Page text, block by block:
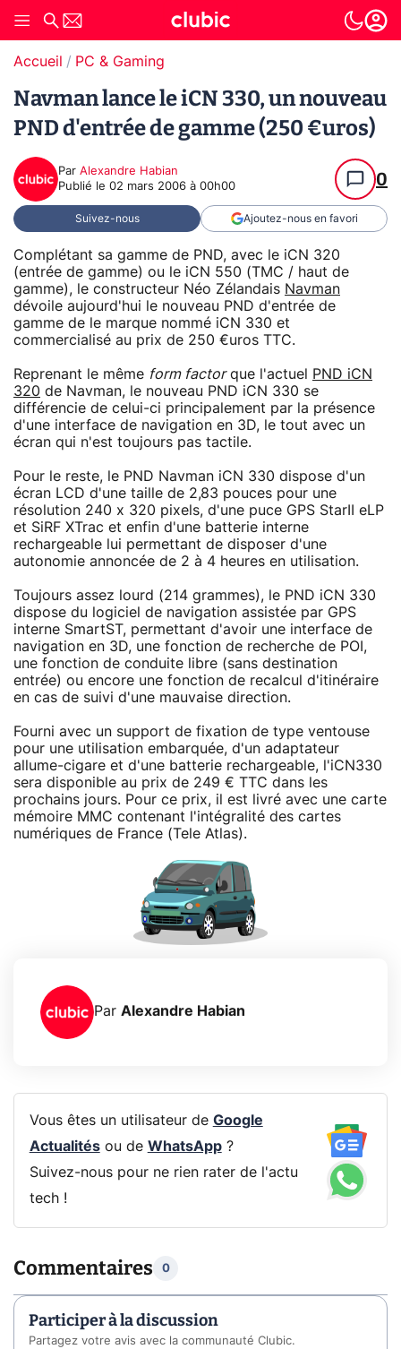
Accueil PC & Gaming
Navman lance le iCN 330, un nouveau
PND d'entrée de gamme (250 €uros)
Par Alexandre Habian
Publié le 02 mars 2006 à 00h00 0
Suivez-nous Ajoutez-nous en favori
Complétant sa gamme de PND, avec le iCN 320
(entrée de gamme) ou le iCN 550 (TMC / haut de
gamme), le constructeur Néo Zélandais Navman
dévoile aujourd'hui le nouveau PND d'entrée de
gamme de le marque nommé iCN 330 et
commercialisé au prix de 250 €uros TTC.
Reprenant le même form factorque l'actuel
PND iCN
320 de Navman, le nouveau PND iCN 330 se
différencie de celui-ci principalement par la présence
d'une interface de navigation en 3D, le tout avec un
écran qui n'est toujours pas tactile.
Pour le reste, le PND Navman iCN 330 dispose d'un
écran LCD d'une taille de 2,83 pouces pour une
résolution 240 x 320 pixels, d'une puce GPS StarII eLP
et SiRF XTrac et enfin d'une batterie interne
rechargeable lui permettant de disposer d'une
autonomie annoncée de 2 à 4 heures en utilisation.
Toujours assez lourd (214 grammes), le PND iCN 330
dispose du logiciel de navigation assistée par GPS
interne SmartST, permettant d'avoir une interface de
navigation en 3D, une fonction de recherche de POI,
une fonction de conduite libre (sans destination
entrée) ou encore une fonction de recalcul d'itinéraire
en cas de suivi d'une mauvaise direction.
Fourni avec un support de fixation de type ventouse
pour une utilisation embarquée, d'un adaptateur
allume-cigare et d'une batterie rechargeable, l'iCN330
sera disponible au prix de 249 € TTC dans les
prochains jours. Pour ce prix, il est livré avec une carte
mémoire MMC contenant l'intégralité des cartes
numériques de France (Tele Atlas).
Par Alexandre Habian
Vous êtes un utilisateur de Google
Actualitésou de WhatsApp?
Suivez-nous pour ne rien rater de l'actu
tech !
Commentaires 0
Participer à la discussion
Partagez votre avis avec la communauté Clubic.